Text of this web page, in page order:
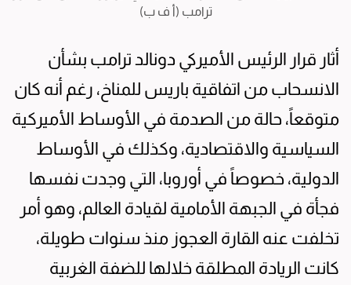
ترامب (أ ف ب)
أثار قرار الرئيس الأميركي دونالد ترامب بشأن
الانسحاب من اتفاقية باريس للمناخ، رغم أنه كان
متوقعاً، حالة من الصدمة في الأوساط الأميركية
السياسية والاقتصادية، وكذلك في الأوساط
الدولية، خصوصاً في أوروبا، التي وجدت نفسها
فجأة في الجبهة الأمامية لقيادة العالم، وهو أمر
تخلفت عنه القارة العجوز منذ سنوات طويلة،
كانت الريادة المطلقة خلالها للضفة الغربية